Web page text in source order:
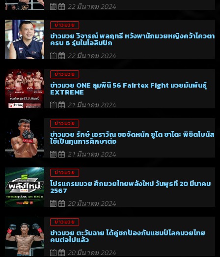
22 มีนาคม 2024
ข่าวมวย
ข่าวมวย วิจารณ์ พลฤทธิ์ หวังพานักมวยหญิงคว้าโควตา
ครบ 6 รุ่นในโอลิมปิก
22 มีนาคม 2024
ข่าวมวย
ข่าวมวย ONE ลุมพินี 56 Fairtex Fight มวยมันพันธุ์
EXTREME
21 มีนาคม 2024
ข่าวมวย
ข่าวมวย รักษ์ เอราวัณ ขอจัดหนัก ชูโต ซาโตะ พิชิตโบนัส
ใช้เป็นทุนการศึกษาต่อ
21 มีนาคม 2024
ข่าวมวย
โปรแกรมมวย ศึกมวยไทยพลังใหม่ วันพุธที่ 20 มีนาคม
2567
20 มีนาคม 2024
ข่าวมวย
ข่าวมวย ตะวันฉาย ได้คู่ชกป้องกันแชมป์โลกมวยไทย
คนต่อไปแล้ว
20 มีนาคม 2024